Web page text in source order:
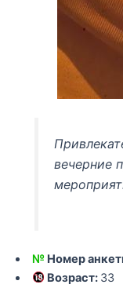
вечерние
№ Номер
Возраст: 33